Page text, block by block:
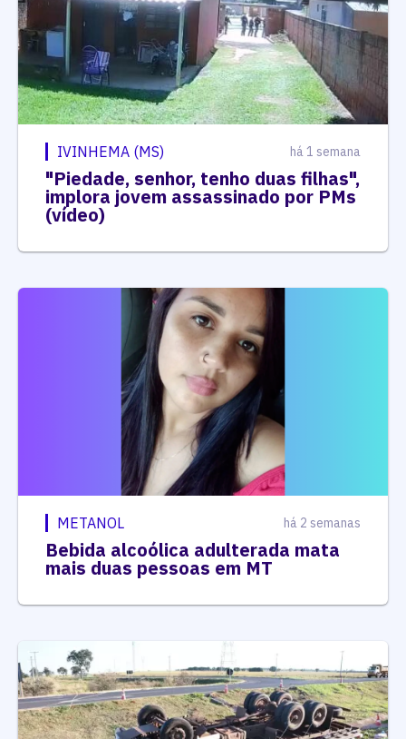
IVINHEMA (MS) há 1 semana
"Piedade, senhor, tenho duas filhas",
implora jovem assassinado por PMs
(vídeo)
METANOL há 2 semanas
Bebida alcoólica adulterada mata
mais duas pessoas em MT